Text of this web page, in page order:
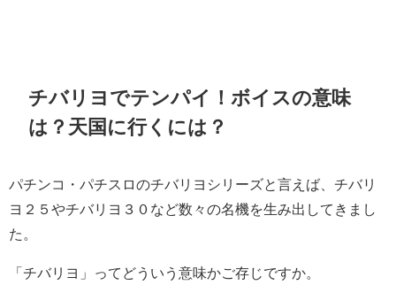
チバリヨでテンパイ！ボイスの意味
は？天国に行くには？
パチンコ・パチスロのチバリヨシリーズと言えば、チバリ
ヨ２５やチバリヨ３０など数々の名機を生み出してきまし
た。
「チバリヨ」ってどういう意味かご存じですか。